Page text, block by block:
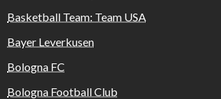
Basketball Team: Team USA
Bayer Leverkusen
Bologna FC
Bologna Football Club